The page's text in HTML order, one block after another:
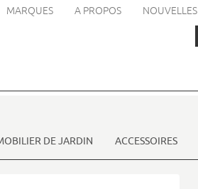
MARQUES A PROPOS NOUVELLES
DE JARDIN ACCESSOIRES